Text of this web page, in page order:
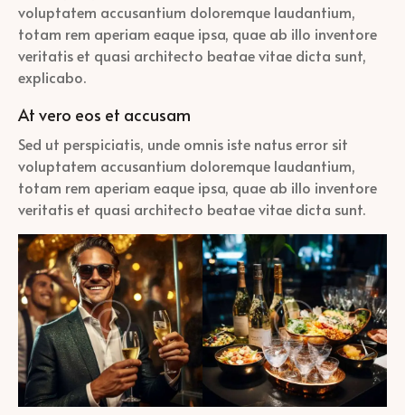
voluptatem accusantium doloremque laudantium,
totam rem aperiam eaque ipsa, quae ab illo inventore
veritatis et quasi architecto beatae vitae dicta sunt,
explicabo.
At vero eos et accusam
Sed ut perspiciatis, unde omnis iste natus error sit
voluptatem accusantium doloremque laudantium,
totam rem aperiam eaque ipsa, quae ab illo inventore
veritatis et quasi architecto beatae vitae dicta sunt.